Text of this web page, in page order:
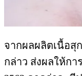
จากผลผลิตเนื้อสุ
กล่าว ส่งผลให้กา